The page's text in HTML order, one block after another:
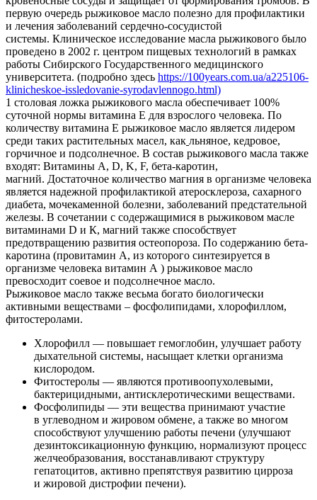
первую очередь рыжиковое масло полезно для профилактики
и лечения заболеваний сердечно-сосудистой
системы. Клиническое исследование масла рыжикового было
проведено в 2002 г. центром пищевых технологий в рамках
работы Сибирского Государственного медицинского
университета. (подробно здесь https://100years.com.ua/a225106-
klinicheskoe-issledovanie-syrodavlennogo.html)
1 столовая ложка рыжикового масла обеспечивает 100%
суточной нормы витамина Е для взрослого человека. По
количеству витамина Е рыжиковое масло является лидером
среди таких растительных масел, как льняное, кедровое,
горчичное и подсолнечное. В состав рыжикового масла также
входят: Витамины А, D, K, F, бета-каротин,
магний. Достаточное количество магния в организме человека
является надежной профилактикой атеросклероза, сахарного
диабета, мочекаменной болезни, заболеваний предстательной
железы. В сочетании с содержащимися в рыжиковом масле
витаминами D и К, магний также способствует
предотвращению развития остеопороза. По содержанию бета-
каротина (провитамин А, из которого синтезируется в
организме человека витамин А ) рыжиковое масло
превосходит соевое и подсолнечное масло.
Рыжиковое масло также весьма богато биологически
активными веществами – фосфолипидами, хлорофиллом,
фитостеролами.
Хлорофилл — повышает гемоглобин, улучшает работу
дыхательной системы, насыщает клетки организма
кислородом.
Фитостеролы — являются противоопухолевыми,
бактерицидными, антисклеротическими веществами.
Фосфолипиды — эти вещества принимают участие
в углеводном и жировом обмене, а также во многом
способствуют улучшению работы печени (улучшают
дезинтоксикационную функцию, нормализуют процесс
желчеобразования, восстанавливают структуру
гепатоцитов, активно препятствуя развитию цирроза
и жировой дистрофии печени).